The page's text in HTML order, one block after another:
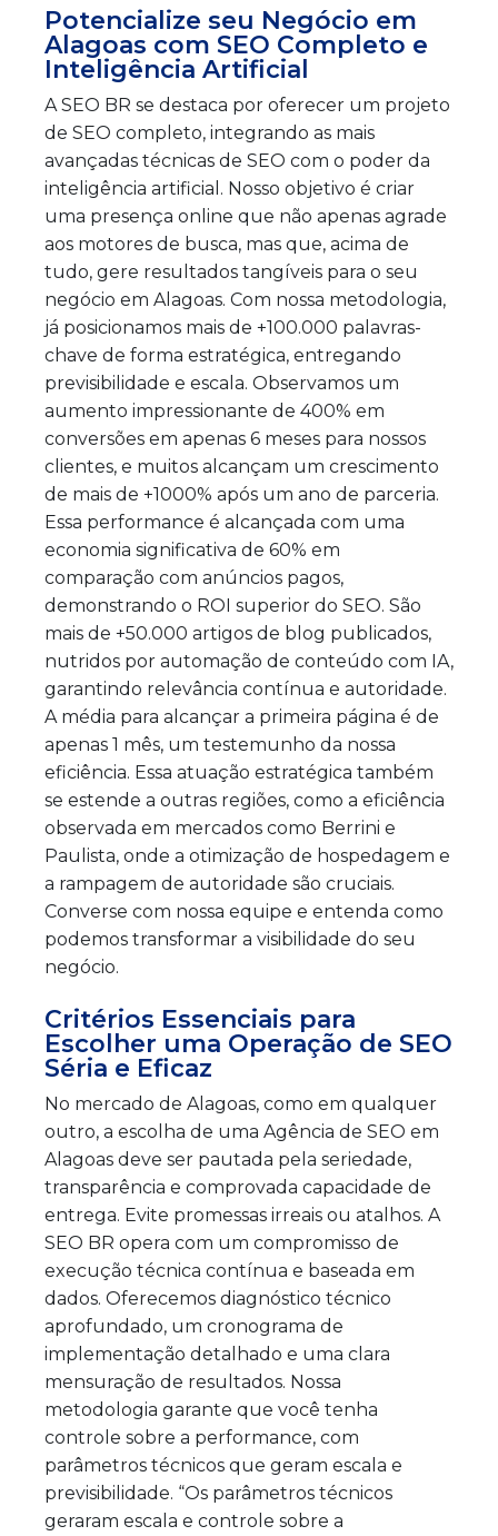
Potencialize seu Negócio em
Alagoas com SEO Completo e
Inteligência Artificial
A SEO BR se destaca por oferecer um projeto
de SEO completo, integrando as mais
avançadas técnicas de SEO com o poder da
inteligência artificial. Nosso objetivo é criar
uma presença online que não apenas agrade
aos motores de busca, mas que, acima de
tudo, gere resultados tangíveis para o seu
negócio em Alagoas. Com nossa metodologia,
já posicionamos mais de +100.000 palavras-
chave de forma estratégica, entregando
previsibilidade e escala. Observamos um
aumento impressionante de 400% em
conversões em apenas 6 meses para nossos
clientes, e muitos alcançam um crescimento
de mais de +1000% após um ano de parceria.
Essa performance é alcançada com uma
economia significativa de 60% em
comparação com anúncios pagos,
demonstrando o ROI superior do SEO. São
mais de +50.000 artigos de blog publicados,
nutridos por automação de conteúdo com IA,
garantindo relevância contínua e autoridade.
A média para alcançar a primeira página é de
apenas 1 mês, um testemunho da nossa
eficiência. Essa atuação estratégica também
se estende a outras regiões, como a eficiência
observada em mercados como Berrini e
Paulista, onde a otimização de hospedagem e
a rampagem de autoridade são cruciais.
Converse com nossa equipe e entenda como
podemos transformar a visibilidade do seu
negócio.
Critérios Essenciais para
Escolher uma Operação de SEO
Séria e Eficaz
No mercado de Alagoas, como em qualquer
outro, a escolha de uma Agência de SEO em
Alagoas deve ser pautada pela seriedade,
transparência e comprovada capacidade de
entrega. Evite promessas irreais ou atalhos. A
SEO BR opera com um compromisso de
execução técnica contínua e baseada em
dados. Oferecemos diagnóstico técnico
aprofundado, um cronograma de
implementação detalhado e uma clara
mensuração de resultados. Nossa
metodologia garante que você tenha
controle sobre a performance, com
parâmetros técnicos que geram escala e
previsibilidade. “Os parâmetros técnicos
geraram escala e controle sobre a